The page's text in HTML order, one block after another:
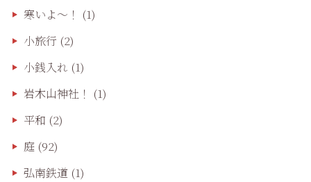
寒いよ～！ (1)
小旅行 (2)
小銭入れ (1)
岩木山神社！ (1)
平和 (2)
庭(92)
弘南鉄道 (1)